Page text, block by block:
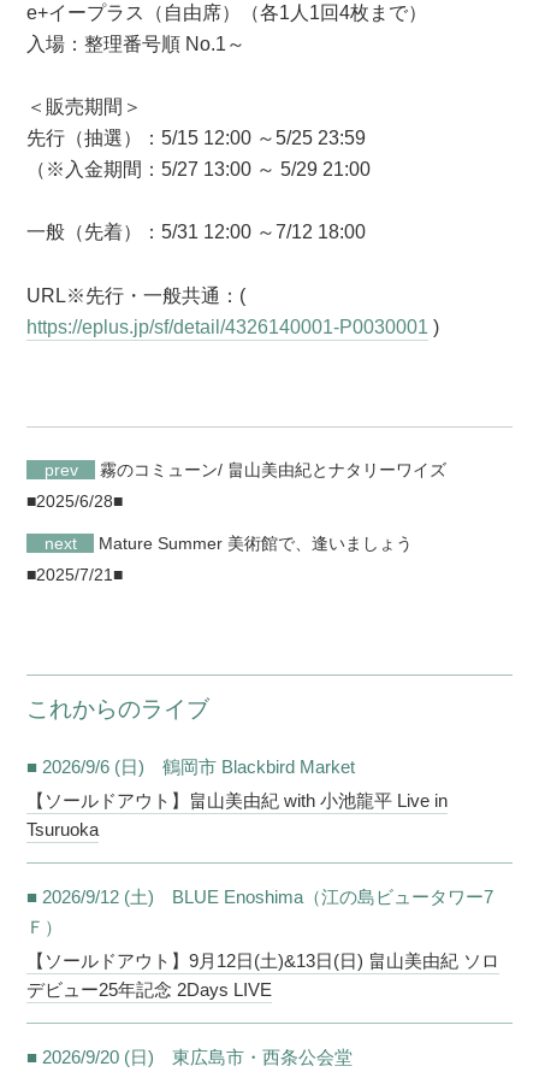
e+イープラス（自由席）（各1人1回4枚まで）
入場：整理番号順 No.1～
＜販売期間＞
先行（抽選）：5/15 12:00 ～5/25 23:59
（※入金期間：5/27 13:00 ～ 5/29 21:00
一般（先着）：5/31 12:00 ～7/12 18:00
URL※先行・一般共通：(
https://eplus.jp/sf/detail/4326140001-P0030001 )
prev
霧のコミューン/ 畠山美由紀とナタリーワイズ
■2025/6/28■
next
Mature Summer 美術館で、逢いましょう
■2025/7/21■
これからのライブ
■ 2026/9/6 (日) 鶴岡市 Blackbird Market
【ソールドアウト】畠山美由紀 with 小池龍平 Live in
Tsuruoka
■ 2026/9/12 (土) BLUE Enoshima（江の島ビュータワー7
Ｆ）
【ソールドアウト】9月12日(土)&13日(日) 畠山美由紀 ソロ
デビュー25年記念 2Days LIVE
■ 2026/9/20 (日) 東広島市・西条公会堂